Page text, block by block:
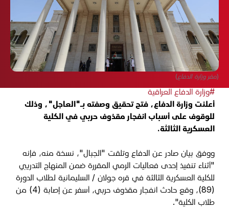
(مقر وزارة الدفاع)
#وزارة الدفاع العراقية
أعلنت وزارة الدفاع، فتح تحقيق وصفته بـ"العاجل"، وذلك
للوقوف على أسباب انفجار مقذوف حربي في الكلية
العسكرية الثالثة.
ووفق بيان صادر عن الدفاع وتلقت "الجبال"، نسخة منه، فإنه
"أثناء تنفيذ إحدى فعاليات الرمي المقررة ضمن المنهاج التدريبي
للكلية العسكرية الثالثة في قره جولان / السليمانية لطلاب الدورة
(89)، وقع حادث انفجار مقذوف حربي، أسفر عن إصابة (4) من
طلاب الكلية".